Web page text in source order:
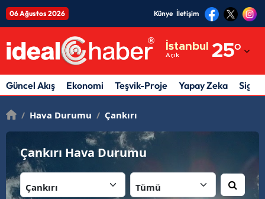
06 Ağustos 2026 Künye İletişim
İstanbul
Açık 25°
Adıyaman
Afyonkarahisar
Amasya
Antalya
Güncel Akış Ekonomi Teşvik-Proje Yapay Zeka
/ Hava Durumu / Çankırı
Çankırı Hava Durumu